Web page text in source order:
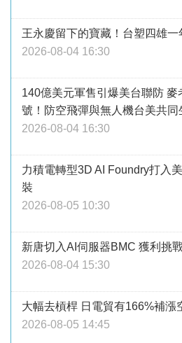
王永慶留下的寶藏！台塑四雄一
2026-08-04 16:30
140億美元軍售引爆美台聯防 麥
號！防空飛彈與無人機台美共同
2026-08-04 16:30
力積電轉型3D AI Foundry打入
裝
2026-08-05 10:30
新唐切入AI伺服器BMC 獲利挑
2026-08-04 15:30
大幅去槓桿 日電貿有166%補漲
2026-08-05 14:45